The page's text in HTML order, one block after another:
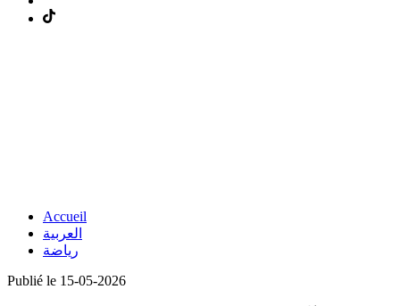
Accueil
العربية
رياضة
Publié le 15-05-2026